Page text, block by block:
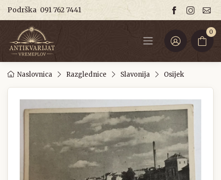
Podrška 091 762 7441
0
Naslovnica Razglednice Slavonija Osijek